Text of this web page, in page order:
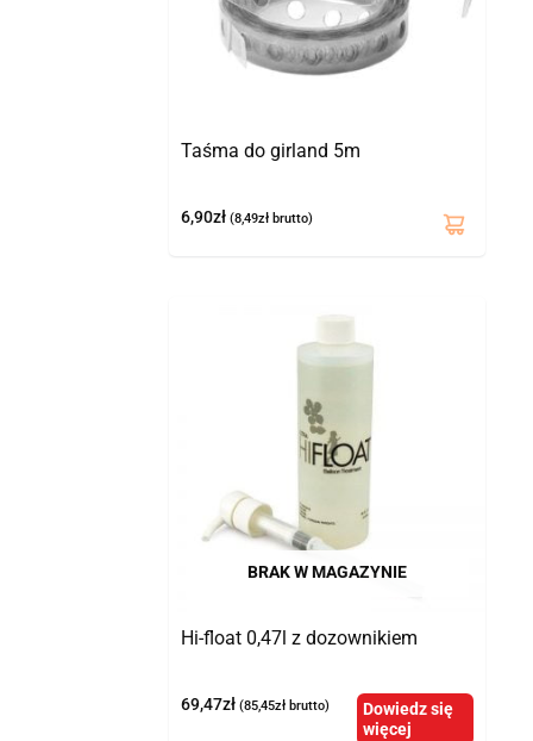
Taśma do girland 5m
6,90zł (8,49zł brutto)
BRAK W MAGAZYNIE
Hi-float 0,47l z dozownikiem
69,47zł (85,45zł brutto)
Dowiedz się
więcej